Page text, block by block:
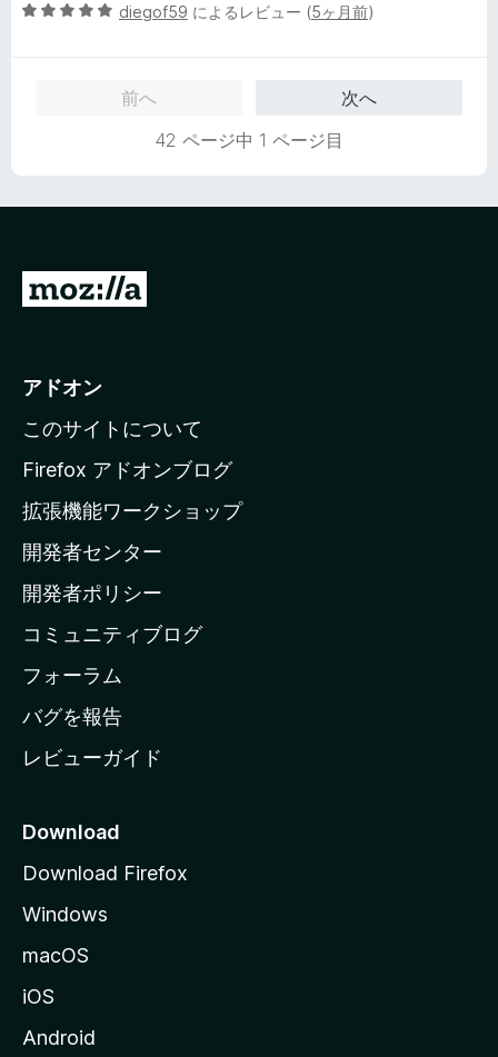
中
5
diegof59 によるレビュー (5ヶ月前)
前へ
次へ
42 ページ中 1 ページ目
M
i
l
a
ホ
ー
ム
ー
ジ
へ
アドオン
このサイトについて
Firefox アドオンブログ
拡張機能ワークショップ
開発者センター
開発者ポリシー
コミュニティブログ
フォーラム
バグを報告
レビューガイド
Download
Download Firefox
Windows
macOS
iOS
Android